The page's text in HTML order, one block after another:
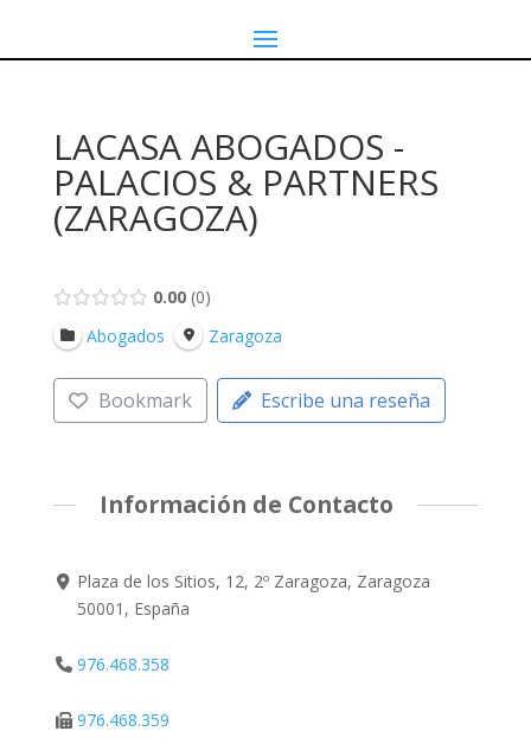
LACASA ABOGADOS -
PALACIOS & PARTNERS
(ZARAGOZA)
0.00 0
Abogados
Zaragoza
Bookmark Escribe una reseña
Información de Contacto
Plaza de los Sitios, 12, 2º Zaragoza, Zaragoza
50001, España
976.468.358
976.468.359